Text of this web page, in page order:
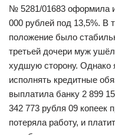
№ 5281/01683 оформила
000 рублей под 13,5%. В
положение было
третьей дочери муж
худшую сторону. Однако
исполнять кредитные
выплатила банку 2 899
342 773 рубля 09 копеек
потеряла работу, и